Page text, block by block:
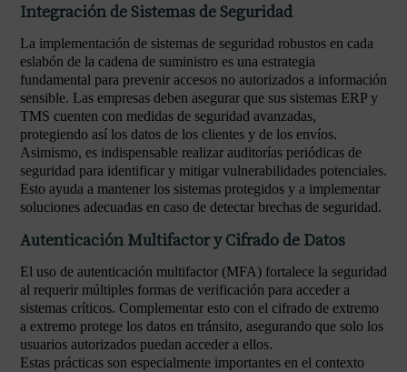
Integración de Sistemas de Seguridad
La implementación de sistemas de seguridad robustos en cada
eslabón de la cadena de suministro es una estrategia
fundamental para prevenir accesos no autorizados a información
sensible. Las empresas deben asegurar que sus sistemas ERP y
TMS cuenten con medidas de seguridad avanzadas,
protegiendo así los datos de los clientes y de los envíos.
Asimismo, es indispensable realizar auditorías periódicas de
seguridad para identificar y mitigar vulnerabilidades potenciales.
Esto ayuda a mantener los sistemas protegidos y a implementar
soluciones adecuadas en caso de detectar brechas de seguridad.
Autenticación Multifactor y Cifrado de Datos
El uso de autenticación multifactor (MFA) fortalece la seguridad
al requerir múltiples formas de verificación para acceder a
sistemas críticos. Complementar esto con el cifrado de extremo
a extremo protege los datos en tránsito, asegurando que solo los
usuarios autorizados puedan acceder a ellos.
Estas prácticas son especialmente importantes en el contexto